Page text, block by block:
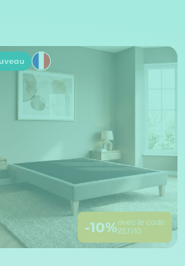
-10%avec le code
ZEN10